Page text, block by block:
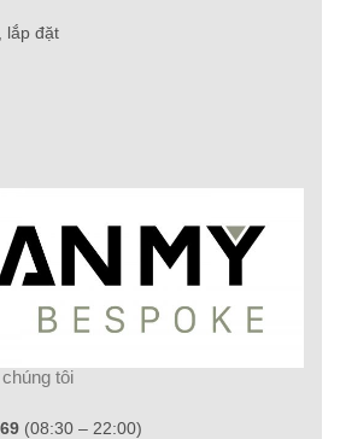
lắp đặt
tôi
(08:30 – 22:00)